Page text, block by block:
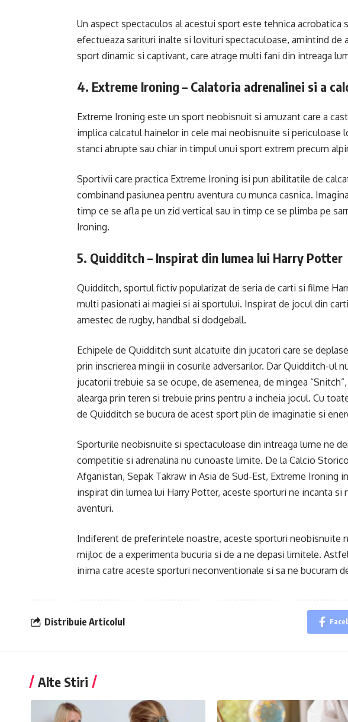
Un aspect spectaculos al acestui sport este tehnica acrobatica
efectueaza sarituri inalte si lovituri spectaculoase, amintind de
sport dinamic si captivant, care atrage multi fani din intreaga
4. Extreme Ironing – Calatoria adrenalinei si a
Extreme Ironing este un sport neobisnuit si amuzant care a
implica calcatul hainelor in cele mai neobisnuite si periculoase
stanci abrupte sau chiar in timpul unui sport extrem precum
Sportivii care practica Extreme Ironing isi pun abilitatile de
combinand pasiunea pentru aventura cu munca casnica.
timp ce se afla pe un zid vertical sau in timp ce se plimba pe
Ironing.
5. Quidditch – Inspirat din lumea lui Harry Potter
Quidditch, sportul fictiv popularizat de seria de carti si filme
multi pasionati ai magiei si ai sportului. Inspirat de jocul din
amestec de rugby, handbal si dodgeball.
Echipele de Quidditch sunt alcatuite din jucatori care se
prin inscrierea mingii in cosurile adversarilor. Dar Quidditch-ul
jucatorii trebuie sa se ocupe, de asemenea, de mingea
alearga prin teren si trebuie prins pentru a incheia jocul. Cu
de Quidditch se bucura de acest sport plin de imaginatie si
Sporturile neobisnuite si spectaculoase din intreaga lume ne
competitie si adrenalina nu cunoaste limite. De la Calcio
Afganistan, Sepak Takraw in Asia de Sud-Est, Extreme Ironing
inspirat din lumea lui Harry Potter, aceste sporturi ne incanta si
aventuri.
Indiferent de preferintele noastre, aceste sporturi neobisnuite
mijloc de a experimenta bucuria si de a ne depasi limitele.
inima catre aceste sporturi neconventionale si sa ne bucuram
Distribuie Articolul
Alte Stiri